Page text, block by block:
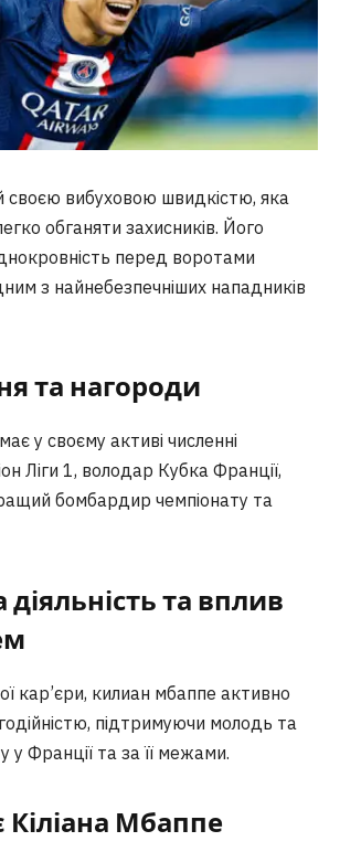
своєю вибуховою швидкістю, яка
обганяти захисників. Його
перед воротами
з найнебезпечніших нападників
та нагороди
у своєму активі численні
Ліги 1, володар Кубка Франції,
бомбардир чемпіонату та
діяльність та вплив
кар’єри, килиан мбаппе активно
підтримуючи молодь та
у Франції та за її межами.
Мбаппе